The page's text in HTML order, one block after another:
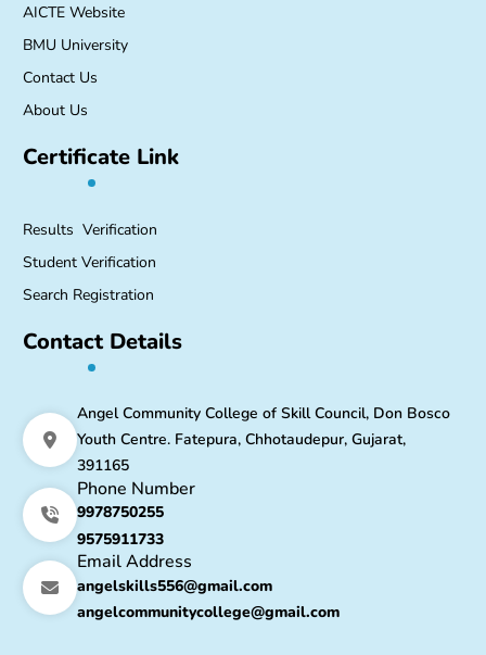
AICTE Website
BMU University
Contact Us
About Us
Certificate Link
Results Verification
Student Verification
Search Registration
Contact Details
Angel Community College of Skill Council, Don Bosco
Youth Centre. Fatepura, Chhotaudepur, Gujarat,
391165
Phone Number
9978750255
9575911733
Email Address
angelskills556@gmail.com
angelcommunitycollege@gmail.com